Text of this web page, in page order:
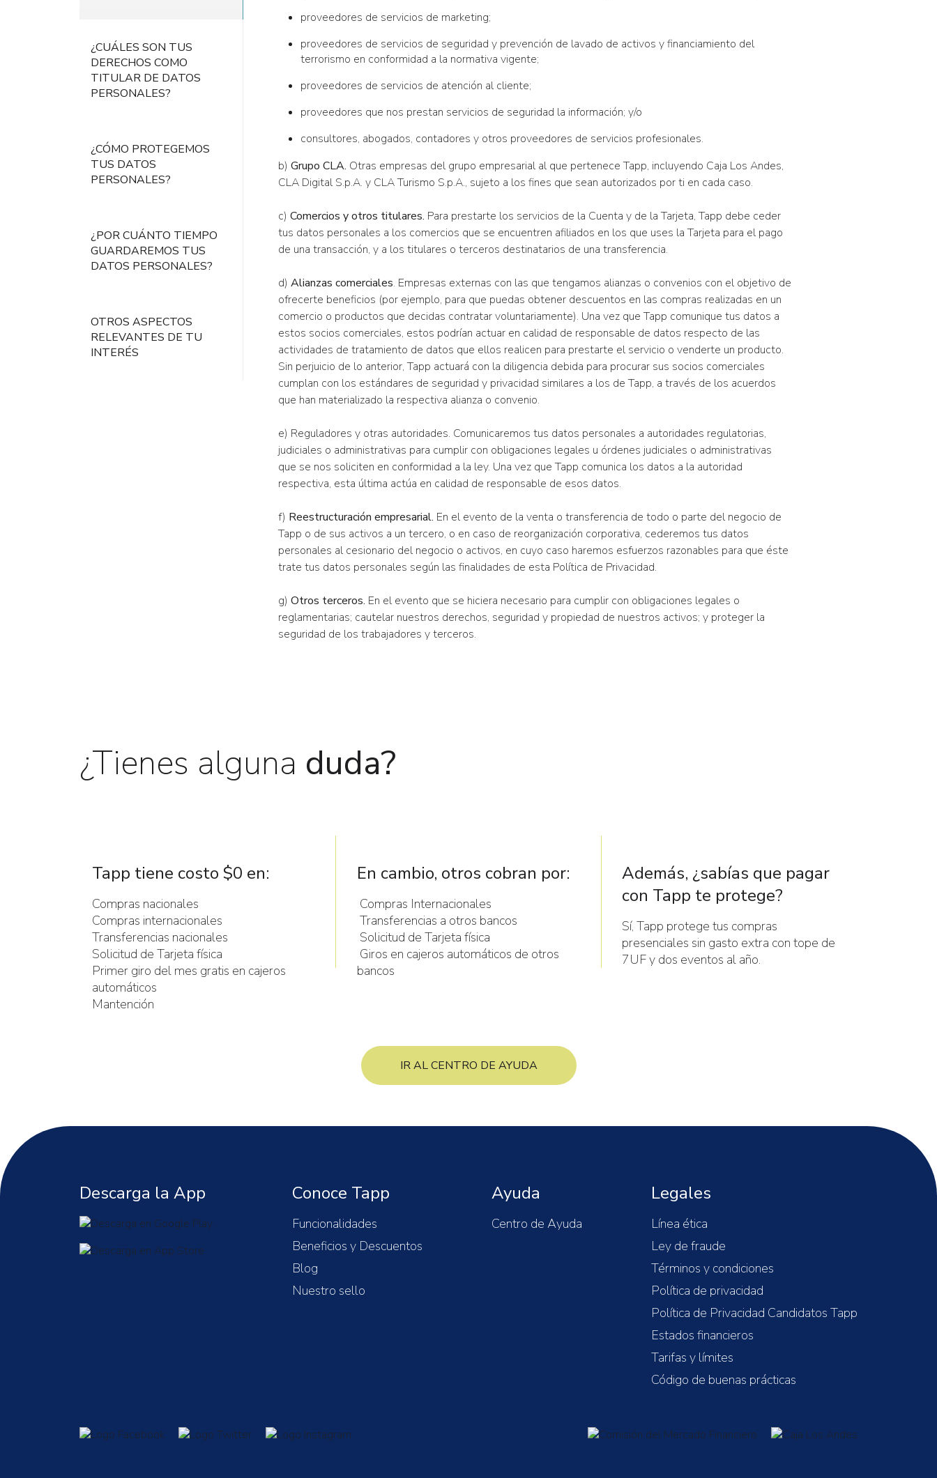
¿CUÁLES SON TUS
DERECHOS COMO
TITULAR DE DATOS
PERSONALES?
¿CÓMO PROTEGEMOS
TUS DATOS
PERSONALES?
¿POR CUÁNTO TIEMPO
GUARDAREMOS TUS
DATOS PERSONALES?
OTROS ASPECTOS
RELEVANTES DE TU
INTERÉS
proveedores de servicios de marketing;
proveedores de servicios de seguridad y prevención de lavado de activos y financiamiento del
terrorismo en conformidad a la normativa vigente;
proveedores de servicios de atención al cliente;
proveedores que nos prestan servicios de seguridad la información; y/o
consultores, abogados, contadores y otros proveedores de servicios profesionales.
b) Grupo CLA. Otras empresas del grupo empresarial al que pertenece Tapp, incluyendo Caja Los Andes,
CLA Digital S.p.A. y CLA Turismo S.p.A., sujeto a los fines que sean autorizados por ti en cada caso.
c) Comercios y otros titulares. Para prestarte los servicios de la Cuenta y de la Tarjeta, Tapp debe ceder
tus datos personales a los comercios que se encuentren afiliados en los que uses la Tarjeta para el pago
de una transacción, y a los titulares o terceros destinatarios de una transferencia.
d) Alianzas comerciales. Empresas externas con las que tengamos alianzas o convenios con el objetivo de
ofrecerte beneficios (por ejemplo, para que puedas obtener descuentos en las compras realizadas en un
comercio o productos que decidas contratar voluntariamente). Una vez que Tapp comunique tus datos a
estos socios comerciales, estos podrían actuar en calidad de responsable de datos respecto de las
actividades de tratamiento de datos que ellos realicen para prestarte el servicio o venderte un producto.
Sin perjuicio de lo anterior, Tapp actuará con la diligencia debida para procurar sus socios comerciales
cumplan con los estándares de seguridad y privacidad similares a los de Tapp, a través de los acuerdos
que han materializado la respectiva alianza o convenio.
e) Reguladores y otras autoridades. Comunicaremos tus datos personales a autoridades regulatorias,
judiciales o administrativas para cumplir con obligaciones legales u órdenes judiciales o administrativas
que se nos soliciten en conformidad a la ley. Una vez que Tapp comunica los datos a la autoridad
respectiva, esta última actúa en calidad de responsable de esos datos.
f) Reestructuración empresarial. En el evento de la venta o transferencia de todo o parte del negocio de
Tapp o de sus activos a un tercero, o en caso de reorganización corporativa, cederemos tus datos
personales al cesionario del negocio o activos, en cuyo caso haremos esfuerzos razonables para que éste
trate tus datos personales según las finalidades de esta Política de Privacidad.
g) Otros terceros. En el evento que se hiciera necesario para cumplir con obligaciones legales o
reglamentarias; cautelar nuestros derechos, seguridad y propiedad de nuestros activos; y proteger la
seguridad de los trabajadores y terceros.
¿Tienes alguna duda?
Tapp tiene costo $0 en:
Compras nacionales
Compras internacionales
Transferencias nacionales
Solicitud de Tarjeta física
Primer giro del mes gratis en cajeros
automáticos
Mantención
En cambio, otros cobran por:
Compras Internacionales
Transferencias a otros bancos
Solicitud de Tarjeta física
Giros en cajeros automáticos de otros
bancos
Además, ¿sabías que pagar
con Tapp te protege?
Sí, Tapp protege tus compras
presenciales sin gasto extra con tope de
7UF y dos eventos al año.
IR AL CENTRO DE AYUDA
Descarga la App Conoce Tapp
Funcionalidades
Beneficios y Descuentos
Blog
Nuestro sello
Ayuda
Centro de Ayuda
Legales
Línea ética
Ley de fraude
Términos y condiciones
Política de privacidad
Política de Privacidad Candidatos Tapp
Estados financieros
Tarifas y límites
Código de buenas prácticas